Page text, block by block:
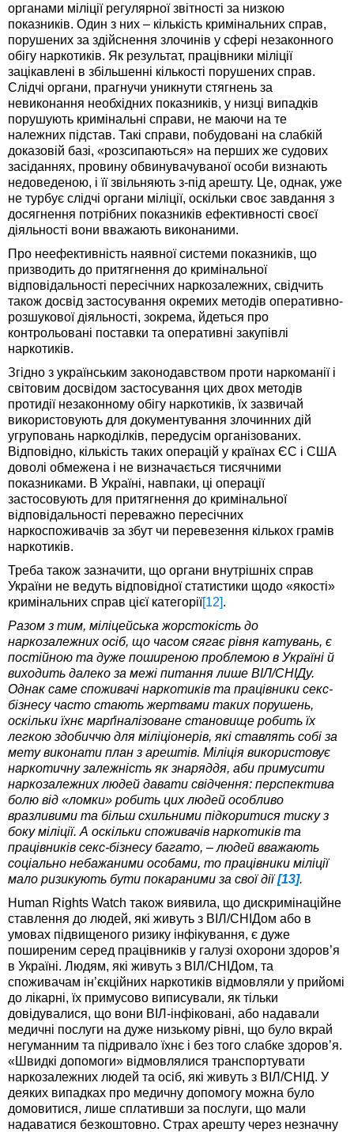
органами міліції регулярної звітності за низкою
показників. Один з них – кількість кримінальних справ,
порушених за здійснення злочинів у сфері незаконного
обігу наркотиків. Як результат, працівники міліції
зацікавлені в збільшенні кількості порушених справ.
Слідчі органи, прагнучи уникнути стягнень за
невиконання необхідних показників, у низці випадків
порушують кримінальні справи, не маючи на те
належних підстав. Такі справи, побудовані на слабкій
доказовій базі, «розсипаються» на перших же судових
засіданнях, провину обвинувачуваної особи визнають
недоведеною, і її звільняють з-під арешту. Це, однак, уже
не турбує слідчі органи міліції, оскільки своє завдання з
досягнення потрібних показників ефективності своєї
діяльності вони вважають виконаними.
Про неефективність наявної системи показників, що
призводить до притягнення до кримінальної
відповідальності пересічних наркозалежних, свідчить
також досвід застосування окремих методів оперативно-
розшукової діяльності, зокрема, йдеться про
контрольовані поставки та оперативні закупівлі
наркотиків.
Згідно з українським законодавством проти наркоманії і
світовим досвідом застосування цих двох методів
протидії незаконному обігу наркотиків, їх зазвичай
використовують для документування злочинних дій
угруповань наркоділків, передусім організованих.
Відповідно, кількість таких операцій у країнах ЄС і США
доволі обмежена і не визначається тисячними
показниками. В Україні, навпаки, ці операції
застосовують для притягнення до кримінальної
відповідальності переважно пересічних
наркоспоживачів за збут чи перевезення кількох грамів
наркотиків.
Треба також зазначити, що органи внутрішніх справ
України не ведуть відповідної статистики щодо «якості»
кримінальних справ цієї категорії[12].
Разом з тим, міліцейська жорстокість до
наркозалежних осіб, що часом сягає рівня катувань, є
постійною та дуже поширеною проблемою в Україні й
виходить далеко за межі питання лише ВІЛ/СНІДу.
Однак саме споживачі наркотиків та працівники секс-
бізнесу часто стають жертвами таких порушень,
оскільки їхнє марґіналізоване становище робить їх
легкою здобиччю для міліціонерів, які ставлять собі за
мету виконати план з арештів. Міліція використовує
наркотичну залежність як знаряддя, аби примусити
наркозалежних людей давати свідчення: перспектива
болю від «ломки» робить цих людей особливо
вразливими та більш схильними підкоритися тиску з
боку міліції. А оскільки споживачів наркотиків та
працівників секс-бізнесу багато, – людей вважають
соціально небажаними особами, то працівники міліції
мало ризикують бути покараними за свої дії[13].
Human Rights Watch також виявила, що дискримінаційне
ставлення до людей, які живуть з ВІЛ/СНІДом або в
умовах підвищеного ризику інфікування, є дуже
поширеним серед працівників у галузі охорони здоров’я
в Україні. Людям, які живуть з ВІЛ/СНІДом, та
споживачам ін’єкційних наркотиків відмовляли у прийомі
до лікарні, їх примусово виписували, як тільки
довідувалися, що вони ВІЛ-інфіковані, або надавали
медичні послуги на дуже низькому рівні, що було вкрай
негуманним та підривало їхнє і без того слабке здоров’я.
«Швидкі допомоги» відмовлялися транспортувати
наркозалежних людей та осіб, які живуть з ВІЛ/СНІД. У
деяких випадках про медичну допомогу можна було
домовитися, лише сплативши за послуги, що мали
надаватися безкоштовно. Страх арешту через незначну